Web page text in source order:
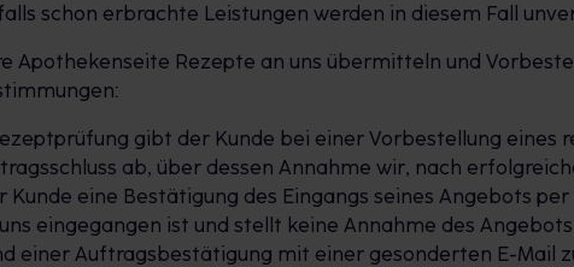
schon erbrachte Leistungen werden in diesem Fall
Apothekenseite Rezepte an uns übermitteln und
gibt der Kunde bei einer Vorbestellung
ab, über dessen Annahme wir, nach
eine Bestätigung des Eingangs seines Angebots
eingegangen ist und stellt keine Annahme des
einer Auftragsbestätigung mit einer gesonderten E-Mail